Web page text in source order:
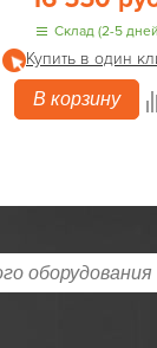
Склад (2-5
Купить в один
В корзину